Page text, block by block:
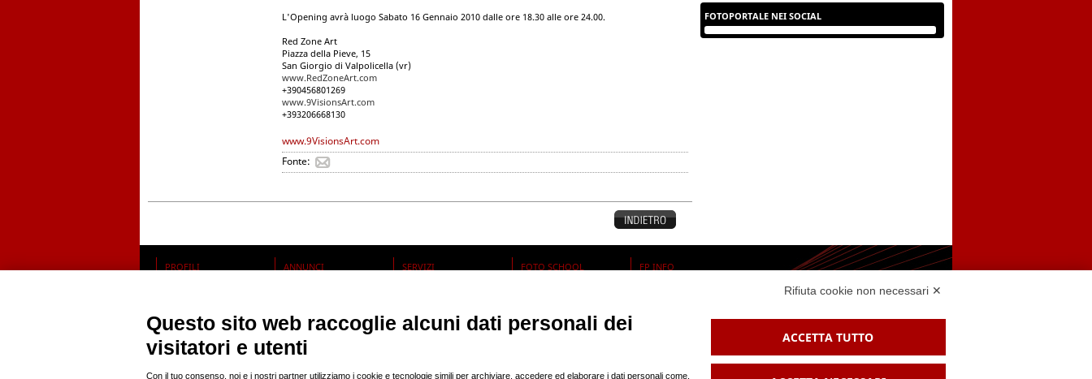
L'Opening avrà luogo Sabato 16 Gennaio 2010 dalle ore 18.30 alle ore 24.00.
Red Zone Art
Piazza della Pieve, 15
San Giorgio di Valpolicella (vr)
www.RedZoneArt.com
+390456801269
www.9VisionsArt.com
+393206668130
www.9VisionsArt.com
Fonte:
FOTOPORTALE NEI SOCIAL
PROFILI
fotoamatori
hairstylist
mua
stylist
ANNUNCI
compro
vendo
RSS
SERVIZI
FOTO SCHOOL
FP INFO
Rifiuta cookie non necessari ✕
Questo sito web raccoglie alcuni dati personali dei
visitatori e utenti
Con il tuo consenso, noi e i nostri partner utilizziamo i cookie e tecnologie simili per archiviare, accedere ed elaborare i dati personali come,
ACCETTA TUTTO